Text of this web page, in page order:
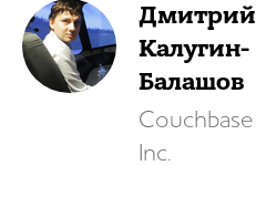
Дмитрий
Калугин-
Балашов
Couchbase
Inc.